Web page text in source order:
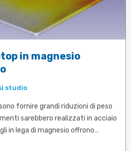
in magnesio
studio
fornire grandi riduzioni di peso
sarebbero realizzati in acciaio
in lega di magnesio offrono